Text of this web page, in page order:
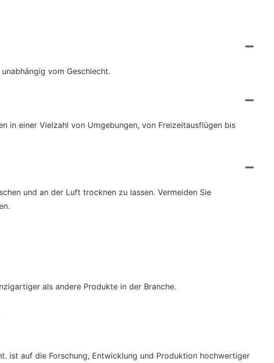
vom Geschlecht.
in einer Vielzahl von Umgebungen, von Freizeitausflügen bis
und an der Luft trocknen zu lassen. Vermeiden Sie
als andere Produkte in der Branche.
ist auf die Forschung, Entwicklung und Produktion hochwertiger